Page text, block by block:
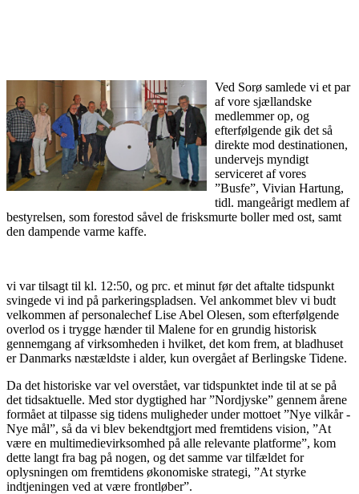
Ved Sorø samlede vi et par
af vore sjællandske
medlemmer op, og
efterfølgende gik det så
direkte mod destinationen,
undervejs myndigt
serviceret af vores
”Busfe”, Vivian Hartung,
tidl. mangeårigt medlem af
bestyrelsen, som forestod såvel de frisksmurte boller med ost, samt
den dampende varme kaffe.
vi var tilsagt til kl. 12:50, og prc. et minut før det aftalte tidspunkt
svingede vi ind på parkeringspladsen. Vel ankommet blev vi budt
velkommen af personalechef Lise Abel Olesen, som efterfølgende
overlod os i trygge hænder til Malene for en grundig historisk
gennemgang af virksomheden i hvilket, det kom frem, at bladhuset
er Danmarks næstældste i alder, kun overgået af Berlingske Tidene.
Da det historiske var vel overstået, var tidspunktet inde til at se på
det tidsaktuelle. Med stor dygtighed har ”Nordjyske” gennem årene
formået at tilpasse sig tidens muligheder under mottoet ”Nye vilkår -
Nye mål”, så da vi blev bekendtgjort med fremtidens vision, ”At
være en multimedievirksomhed på alle relevante platforme”, kom
dette langt fra bag på nogen, og det samme var tilfældet for
oplysningen om fremtidens økonomiske strategi, ”At styrke
indtjeningen ved at være frontløber”.